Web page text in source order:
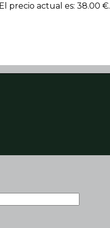
El precio actual es: 38.00 €.